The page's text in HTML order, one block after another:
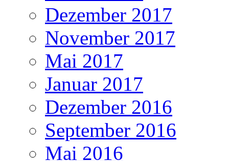
Dezember 2017
November 2017
Mai 2017
Januar 2017
Dezember 2016
September 2016
Mai 2016